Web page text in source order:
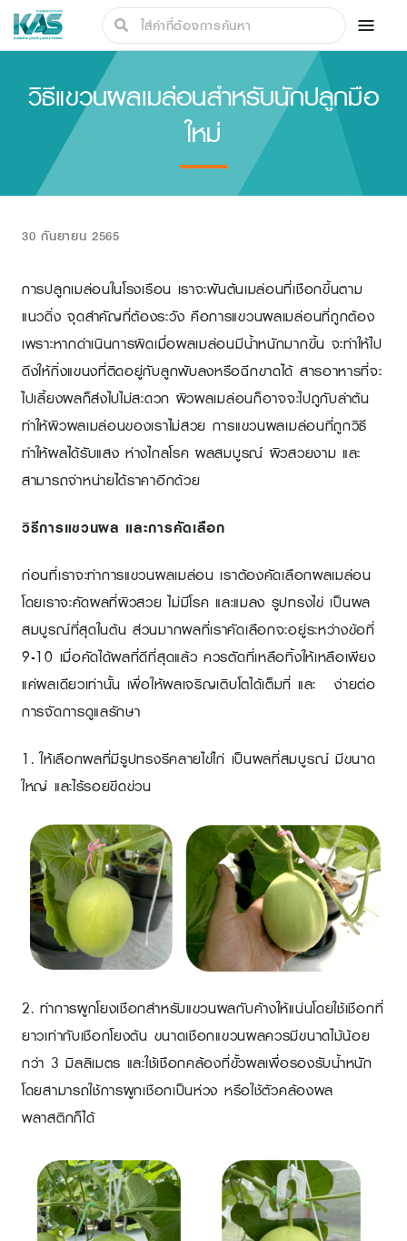
วิธีแขวนผลเมล่อนสำหรับนักปลูกมือ
ใหม่
30 กันยายน 2565
การปลูกเมล่อนในโรงเรือน เราจะพันต้นเมล่อนที่เชือกขึ้นตาม
แนวดิ่ง จุดสำคัญที่ต้องระวัง คือการแขวนผลเมล่อนที่ถูกต้อง
เพราะหากดำเนินการผิดเมื่อผลเมล่อนมีน้ำหนักมากขึ้น จะทำให้ไป
ดึงให้กิ่งแขนงที่ติดอยู่กับลูกพับลงหรือฉีกขาดได้ สารอาหารที่จะ
ไปเลี้ยงผลก็ส่งไปไม่สะดวก ผิวผลเมล่อนก็อาจจะไปถูกับลำต้น
ทำให้ผิวผลเมล่อนของเราไม่สวย การแขวนผลเมล่อนที่ถูกวิธี
ทำให้ผลได้รับแสง ห่างไกลโรค ผลสมบูรณ์ ผิวสวยงาม และ
สามารถจำหน่ายได้ราคาอีกด้วย
วิธีการแขวนผล และการคัดเลือก
ก่อนที่เราจะทำการแขวนผลเมล่อน เราต้องคัดเลือกผลเมล่อน
โดยเราจะคัดผลที่ผิวสวย ไม่มีโรค และแมลง รูปทรงไข่ เป็นผล
สมบูรณ์ที่สุดในต้น ส่วนมากผลที่เราคัดเลือกจะอยู่ระหว่างข้อที่
9-10 เมื่อคัดได้ผลที่ดีที่สุดแล้ว ควรตัดที่เหลือทิ้งให้เหลือเพียง
แค่ผลเดียวเท่านั้น เพื่อให้ผลเจริญเติบโตได้เต็มที่ และ ง่ายต่อ
การจัดการดูแลรักษา
1. ให้เลือกผลที่มีรูปทรงรีคลายไข่ไก่ เป็นผลที่สมบูรณ์ มีขนาด
ใหญ่ และไร้รอยขีดข่วน
2. ทำการผูกโยงเชือกสำหรับแขวนผลกับค้างให้แน่นโดยใช้เชือกที่
ยาวเท่ากับเชือกโยงต้น ขนาดเชือกแขวนผลควรมีขนาดไม้น้อย
กว่า 3 มิลลิเมตร และใช้เชือกคล้องที่ขั้วผลเพื่อรองรับน้ำหนัก
โดยสามารถใช้การผูกเชือกเป็นห่วง หรือใช้ตัวคล้องผล
พลาสติกก็ได้